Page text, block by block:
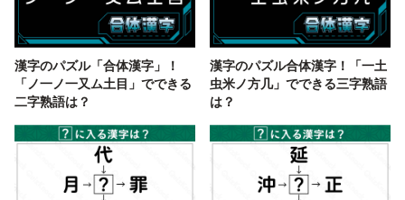
漢字のパズル「合体漢字」！
「ノ一ノ一又ム土目」でできる
二字熟語は？
漢字のパズル合体漢字！「一土
虫米ノ方几」でできる三字熟語
は？